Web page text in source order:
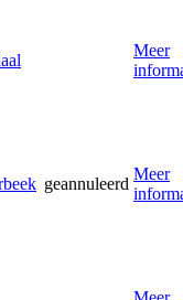
Meer
geannuleerd
Meer